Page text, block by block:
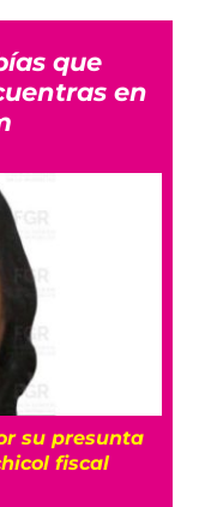
que
en
su presunta
fiscal